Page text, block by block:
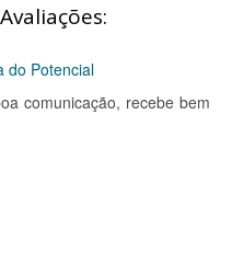
do Potencial
comunicação, recebe bem